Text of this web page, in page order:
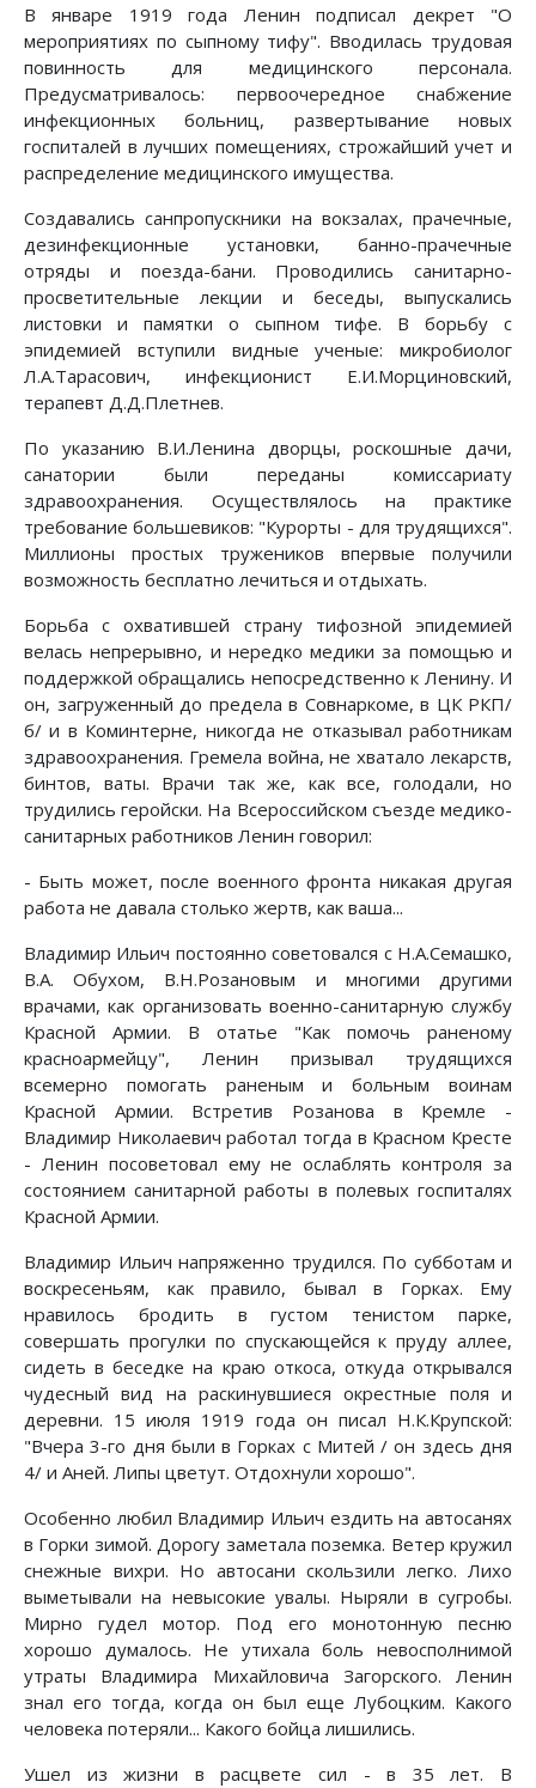
В январе 1919 года Ленин подписал декрет "О
мероприятиях по сыпному тифу". Вводилась трудовая
повинность для медицинского персонала.
Предусматривалось: первоочередное снабжение
инфекционных больниц, развертывание новых
госпиталей в лучших помещениях, строжайший учет и
распределение медицинского имущества.
Создавались санпропускники на вокзалах, прачечные,
дезинфекционные установки, банно-прачечные
отряды и поезда-бани. Проводились санитарно-
просветительные лекции и беседы, выпускались
листовки и памятки о сыпном тифе. В борьбу с
эпидемией вступили видные ученые: микробиолог
Л.А.Тарасович, инфекционист Е.И.Морциновский,
терапевт Д.Д.Плетнев.
По указанию В.И.Ленина дворцы, роскошные дачи,
санатории были переданы комиссариату
здравоохранения. Осуществлялось на практике
требование большевиков: "Курорты - для трудящихся".
Миллионы простых тружеников впервые получили
возможность бесплатно лечиться и отдыхать.
Борьба с охватившей страну тифозной эпидемией
велась непрерывно, и нередко медики за помощью и
поддержкой обращались непосредственно к Ленину. И
он, загруженный до предела в Совнаркоме, в ЦК РКП/
б/ и в Коминтерне, никогда не отказывал работникам
здравоохранения. Гремела война, не хватало лекарств,
бинтов, ваты. Врачи так же, как все, голодали, но
трудились геройски. На Всероссийском съезде медико-
санитарных работников Ленин говорил:
- Быть может, после военного фронта никакая другая
работа не давала столько жертв, как ваша...
Владимир Ильич постоянно советовался с Н.А.Семашко,
В.А. Обухом, В.Н.Розановым и многими другими
врачами, как организовать военно-санитарную службу
Красной Армии. В отатье "Как помочь раненому
красноармейцу", Ленин призывал трудящихся
всемерно помогать раненым и больным воинам
Красной Армии. Встретив Розанова в Кремле -
Владимир Николаевич работал тогда в Красном Кресте
- Ленин посоветовал ему не ослаблять контроля за
состоянием санитарной работы в полевых госпиталях
Красной Армии.
Владимир Ильич напряженно трудился. По субботам и
воскресеньям, как правило, бывал в Горках. Ему
нравилось бродить в густом тенистом парке,
совершать прогулки по спускающейся к пруду аллее,
сидеть в беседке на краю откоса, откуда открывался
чудесный вид на раскинувшиеся окрестные поля и
деревни. 15 июля 1919 года он писал Н.К.Крупской:
"Вчера 3-го дня были в Горках с Митей / он здесь дня
4/ и Аней. Липы цветут. Отдохнули хорошо".
Особенно любил Владимир Ильич ездить на автосанях
в Горки зимой. Дорогу заметала поземка. Ветер кружил
снежные вихри. Но автосани скользили легко. Лихо
выметывали на невысокие увалы. Ныряли в сугробы.
Мирно гудел мотор. Под его монотонную песню
хорошо думалось. Не утихала боль невосполнимой
утраты Владимира Михайловича Загорского. Ленин
знал его тогда, когда он был еще Лубоцким. Какого
человека потеряли... Какого бойца лишились.
Ушел из жизни в расцвете сил - в 35 лет. В